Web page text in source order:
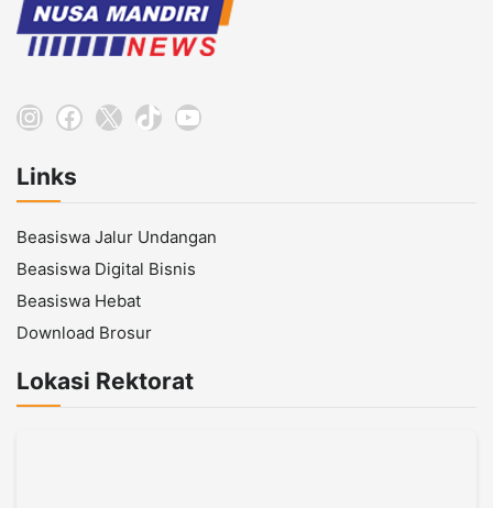
Instagram
Facebook
X TikTokYouTube
Links
Beasiswa Jalur Undangan
Beasiswa Digital Bisnis
Beasiswa Hebat
Download Brosur
Lokasi Rektorat